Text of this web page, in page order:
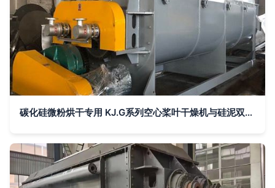
碳化硅微粉烘干专用 KJ.G系列空心桨叶干燥机与硅泥双浆叶干化烘干机技术解析